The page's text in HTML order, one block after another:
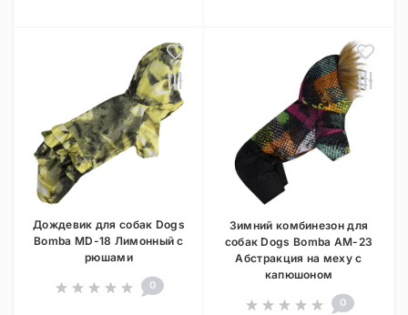
Дождевик для собак Dogs
Bomba MD-18 Лимонный с
рюшами
0
Зимний комбинезон для
собак Dogs Bomba AM-23
Абстракция на меху с
капюшоном
0